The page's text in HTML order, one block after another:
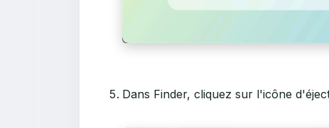
Dans Finder, cliquez sur l'icône